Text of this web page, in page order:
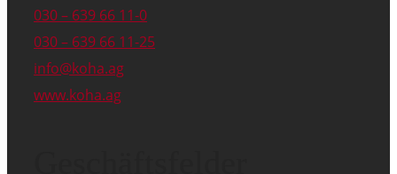
030 – 639 66 11-0
030 – 639 66 11-25
info@koha.ag
www.koha.ag